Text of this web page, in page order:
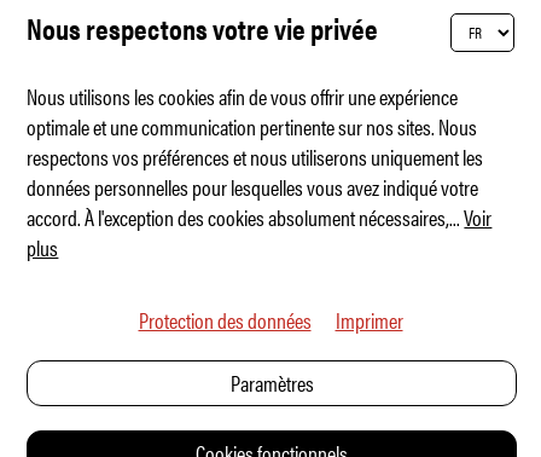
Quand Grand Prix rencontre Royal Ascot
Nous respectons votre vie privée
Nous utilisons les cookies afin de vous offrir une expérience
optimale et une communication pertinente sur nos sites. Nous
respectons vos préférences et nous utiliserons uniquement les
données personnelles pour lesquelles vous avez indiqué votre
accord. À l'exception des cookies absolument nécessaires,...Voir
plus
Protection des données Imprimer
Paramètres